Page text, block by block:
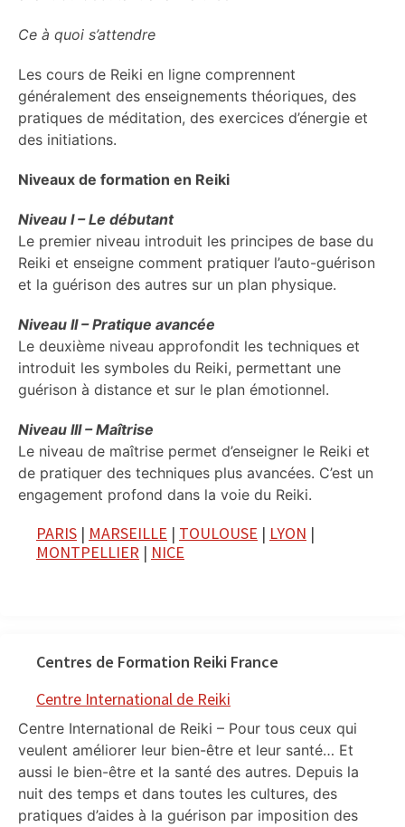
Ce à quoi s’attendre
Les cours de Reiki en ligne comprennent
généralement des enseignements théoriques, des
pratiques de méditation, des exercices d’énergie et
des initiations.
Niveaux de formation en Reiki
Niveau I – Le débutant
Le premier niveau introduit les principes de base du
Reiki et enseigne comment pratiquer l’auto-guérison
et la guérison des autres sur un plan physique.
Niveau II – Pratique avancée
Le deuxième niveau approfondit les techniques et
introduit les symboles du Reiki, permettant une
guérison à distance et sur le plan émotionnel.
Niveau III – Maîtrise
Le niveau de maîtrise permet d’enseigner le Reiki et
de pratiquer des techniques plus avancées. C’est un
engagement profond dans la voie du Reiki.
PARIS | MARSEILLE | TOULOUSE | LYON |
MONTPELLIER | NICE
Centres de Formation Reiki France
Centre International de Reiki
Centre International de Reiki – Pour tous ceux qui
veulent améliorer leur bien-être et leur santé… Et
aussi le bien-être et la santé des autres. Depuis la
nuit des temps et dans toutes les cultures, des
pratiques d’aides à la guérison par imposition des